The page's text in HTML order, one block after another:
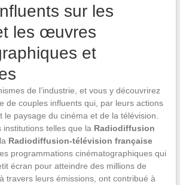
sur les
les œuvres
et
de l’industrie, et vous y découvrirez
de couples influents qui, par leurs actions
le paysage du cinéma et de la télévision.
institutions telles que la Radiodiffusion
Radiodiffusion-télévision française
programmations cinématographiques qui
écran pour atteindre des millions de
travers leurs émissions, ont contribué à